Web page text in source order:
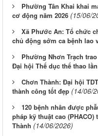
Phường Tân Khai khai
cơ động năm 2026 (15/06/
Xã Phước An: Tổ chức
chủ động sớm ca bệnh lao
Phường Nhơn Trạch
Đại hội Thể dục thể thao
Chơn Thành: Đại hội
thành công tốt đẹp (14/06/
120 bệnh nhân được
pháp kỹ thuật cao
Thành (14/06/2026)